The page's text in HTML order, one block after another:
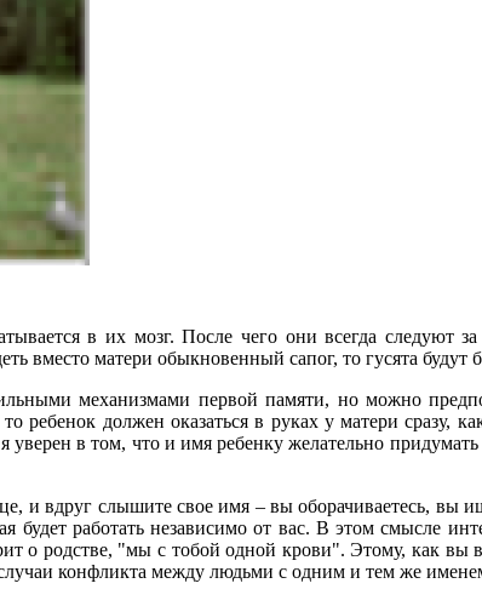
в их мозг. После чего они всегда следуют
вместо матери обыкновенный сапог, то гусята будут
механизмами первой памяти, но можно
ребенок должен оказаться в руках у матери
уверен в том, что и имя ребенку желательно
и вдруг слышите свое имя – вы оборачиваетесь, вы
будет работать независимо от вас. В этом смысле
о родстве, "мы с тобой одной крови". Этому, как вы
конфликта между людьми с одним и тем же